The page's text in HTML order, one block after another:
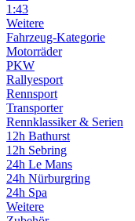
1:43
Weitere
Fahrzeug-Kategorie
Motorräder
PKW
Rallyesport
Rennsport
Transporter
Rennklassiker & Serien
12h Bathurst
12h Sebring
24h Le Mans
24h Nürburgring
24h Spa
Weitere